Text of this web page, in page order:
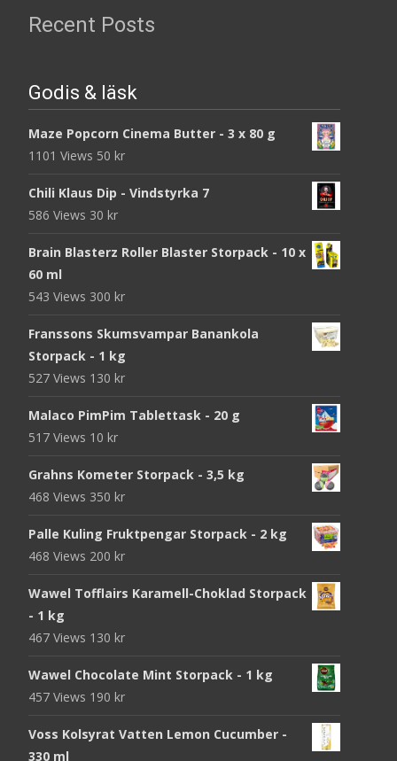
Recent Posts
Godis & läsk
Maze Popcorn Cinema Butter - 3 x 80 g
1101 Views 50 kr
Chili Klaus Dip - Vindstyrka 7
586 Views 30 kr
Brain Blasterz Roller Blaster Storpack - 10 x
60 ml
543 Views 300 kr
Franssons Skumsvampar Banankola
Storpack - 1 kg
527 Views 130 kr
Malaco PimPim Tablettask - 20 g
517 Views 10 kr
Grahns Kometer Storpack - 3,5 kg
468 Views 350 kr
Palle Kuling Fruktpengar Storpack - 2 kg
468 Views 200 kr
Wawel Tofflairs Karamell-Choklad Storpack
- 1 kg
467 Views 130 kr
Wawel Chocolate Mint Storpack - 1 kg
457 Views 190 kr
Voss Kolsyrat Vatten Lemon Cucumber -
330 ml